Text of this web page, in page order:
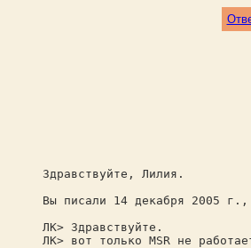
Здравствуйте, Лилия.
Вы писали 14 декабря 2005
ЛК> Здравствуйте.
ЛК> вот только MSR не